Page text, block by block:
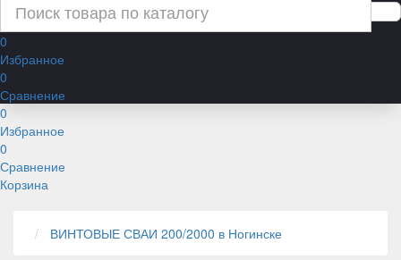
0
Избранное
0
Сравнение
0
Избранное
0
Сравнение
Корзина
ВИНТОВЫЕ СВАИ 200/2000 в Ногинске